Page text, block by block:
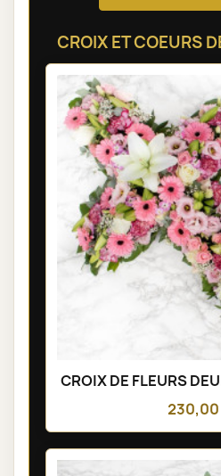
CROIX ET COEURS
CROIX DE FLEURS